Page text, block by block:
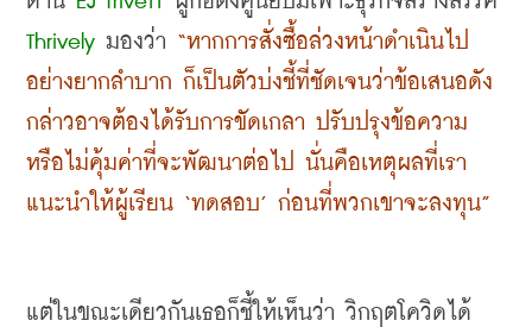
Thrively มองว่า “หากการสั่งซื้อล่วงหน้าดำเนินไป
อย่างยากลำบาก ก็เป็นตัวบ่งชี้ที่ชัดเจนว่าข้อเสนอดัง
กล่าวอาจต้องได้รับการขัดเกลา ปรับปรุงข้อความ
หรือไม่คุ้มค่าที่จะพัฒนาต่อไป นั่นคือเหตุผลที่เรา
แนะนำให้ผู้เรียน ‘ทดสอบ’ ก่อนที่พวกเขาจะลงทุน”
แต่ในขณะเดียวกันเธอก็ชี้ให้เห็นว่า วิกฤตโควิดได้